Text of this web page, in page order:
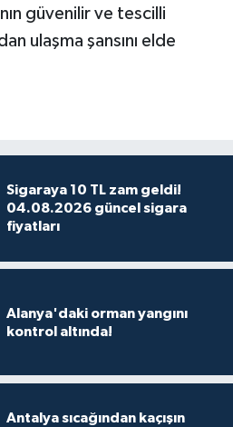
güvenilir ve tescilli
ulaşma şansını elde
Sigaraya 10 TL zam geldi!
04.08.2026 güncel sigara
fiyatları
Alanya'daki orman yangını
kontrol altında!
Antalya sıcağından kaçışın